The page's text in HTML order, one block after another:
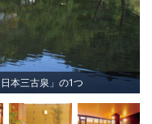
本三古泉」の1つ